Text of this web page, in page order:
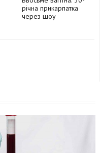
річна прикарпатка
через шоу